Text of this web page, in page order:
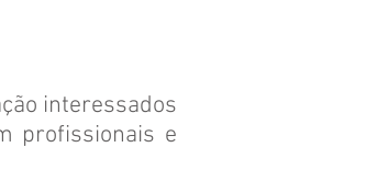
interessados
profissionais e